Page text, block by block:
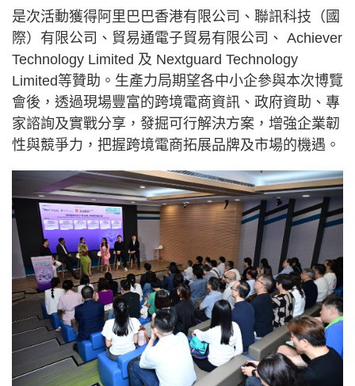
是次活動獲得阿里巴巴香港有限公司、聯訊科技（國
際）有限公司、貿易通電子貿易有限公司、 Achiever
Technology Limited 及 Nextguard Technology
Limited等贊助。生產力局期望各中小企參與本次博覽
會後，透過現場豐富的跨境電商資訊、政府資助、專
家諮詢及實戰分享，發掘可行解決方案，增強企業韌
性與競爭力，把握跨境電商拓展品牌及市場的機遇。